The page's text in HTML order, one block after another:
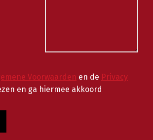
Voorwaarden en de Privacy
en ga hiermee akkoord